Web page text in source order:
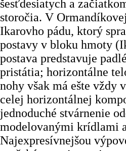
šesťdesiatych a
storočia. V
Ikarovho pádu, ktorý
postavy v bloku hmoty
postava predstavuje
pristátia; horizontálne
nohy však má ešte vždy
celej horizontálnej
jednoduché stvárnenie
modelovanými krídlami
Najexpresívnejšou